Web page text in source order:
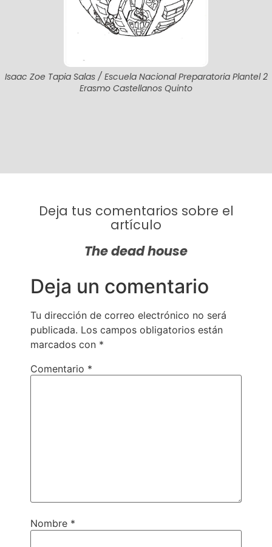
Isaac Zoe Tapia Salas / Escuela Nacional Preparatoria Plantel 2
Erasmo Castellanos Quinto
Deja tus comentarios sobre el
artículo
The dead house
Deja un comentario
Tu dirección de correo electrónico no será
publicada. Los campos obligatorios están
marcados con *
Comentario *
Nombre *